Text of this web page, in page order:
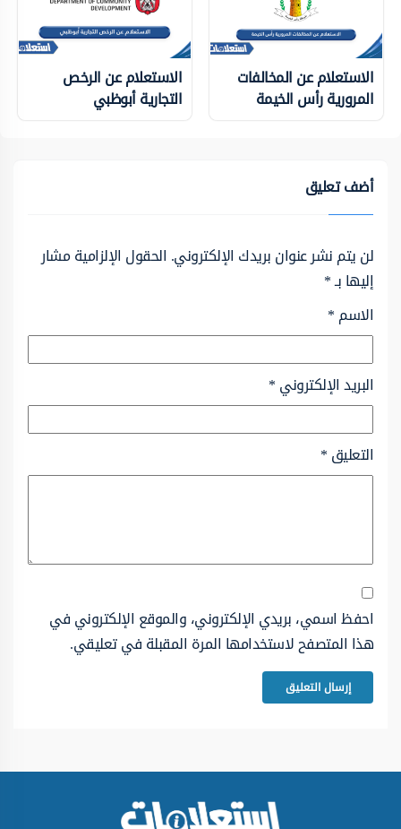
الاستعلام عن المخالفات
المرورية رأس الخيمة
الاستعلام عن الرخص
التجارية أبوظبي
أضف تعليق
لن يتم نشر عنوان بريدك الإلكتروني. الحقول الإلزامية مشار
إليها بـ*
الاسم*
البريد الإلكتروني*
التعليق*
احفظ اسمي، بريدي الإلكتروني، والموقع الإلكتروني في
هذا المتصفح لاستخدامها المرة المقبلة في تعليقي.